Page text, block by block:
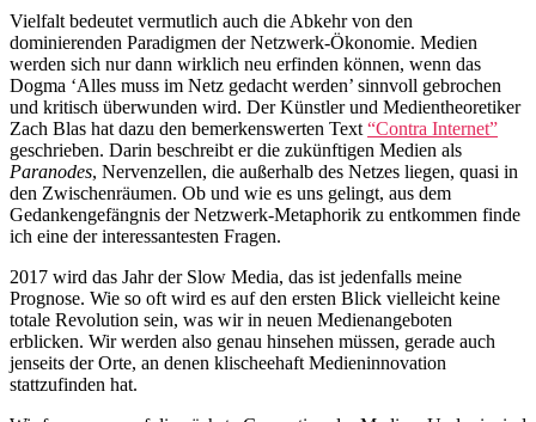
Vielfalt bedeutet vermutlich auch die Abkehr von den
dominierenden Paradigmen der Netzwerk-Ökonomie. Medien
werden sich nur dann wirklich neu erfinden können, wenn das
Dogma ‘Alles muss im Netz gedacht werden’ sinnvoll gebrochen
und kritisch überwunden wird. Der Künstler und Medientheoretiker
Zach Blas hat dazu den bemerkenswerten Text “Contra Internet”
geschrieben. Darin beschreibt er die zukünftigen Medien als
Paranodes, Nervenzellen, die außerhalb des Netzes liegen, quasi in
den Zwischenräumen. Ob und wie es uns gelingt, aus dem
Gedankengefängnis der Netzwerk-Metaphorik zu entkommen finde
ich eine der interessantesten Fragen.
2017 wird das Jahr der Slow Media, das ist jedenfalls meine
Prognose. Wie so oft wird es auf den ersten Blick vielleicht keine
totale Revolution sein, was wir in neuen Medienangeboten
erblicken. Wir werden also genau hinsehen müssen, gerade auch
jenseits der Orte, an denen klischeehaft Medieninnovation
stattzufinden hat.